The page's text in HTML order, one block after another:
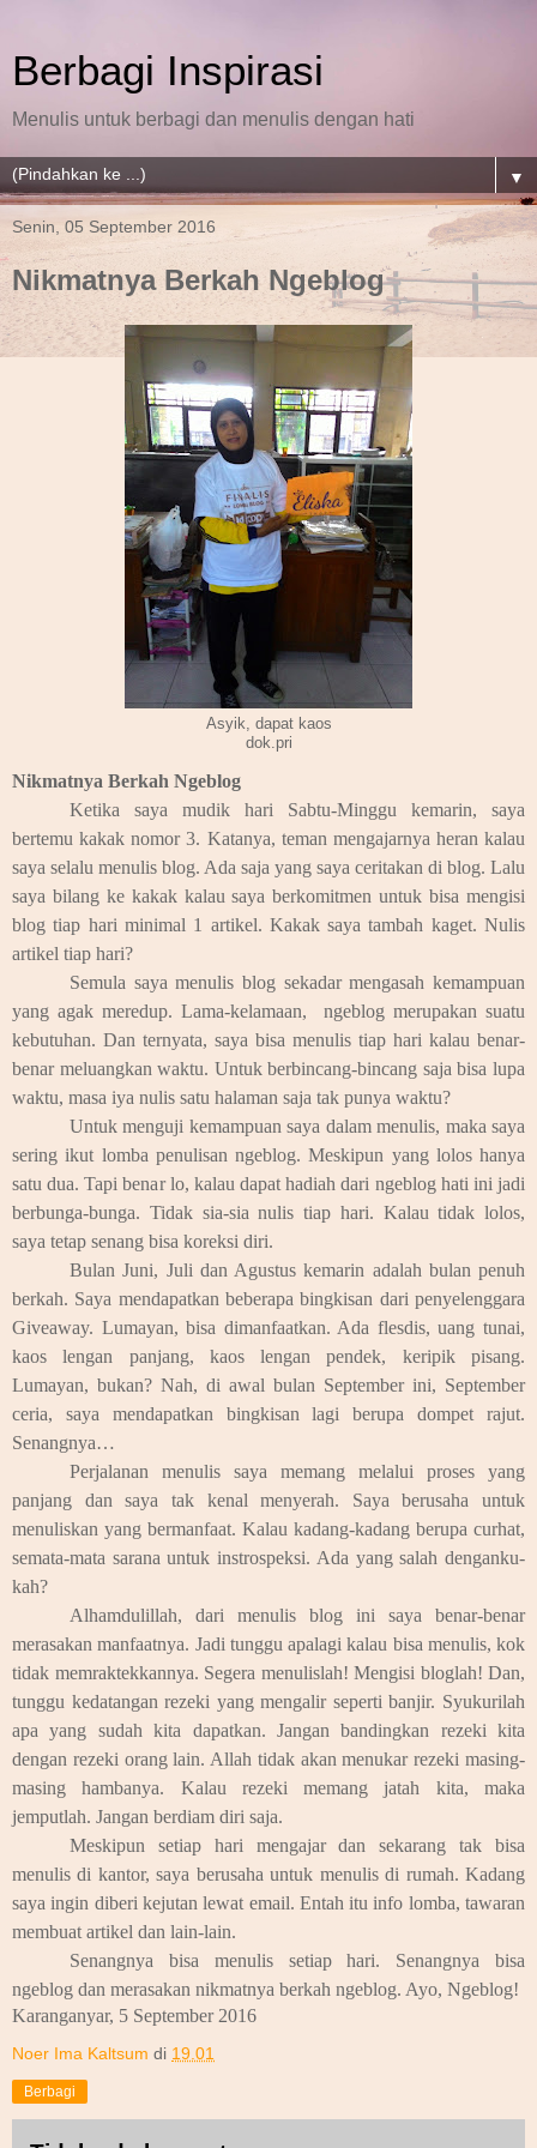
Berbagi Inspirasi
Menulis untuk berbagi dan menulis dengan hati
▼
Senin, 05 September 2016
Nikmatnya Berkah Ngeblog
Asyik, dapat kaos
dok.pri
Nikmatnya Berkah Ngeblog
Ketika saya mudik hari Sabtu-Minggu kemarin, saya
bertemu kakak nomor 3. Katanya, teman mengajarnya heran kalau
saya selalu menulis blog. Ada saja yang saya ceritakan di blog. Lalu
saya bilang ke kakak kalau saya berkomitmen untuk bisa mengisi
blog tiap hari minimal 1 artikel. Kakak saya tambah kaget. Nulis
artikel tiap hari?
Semula saya menulis blog sekadar mengasah kemampuan
yang agak meredup. Lama-kelamaan, ngeblog merupakan suatu
kebutuhan. Dan ternyata, saya bisa menulis tiap hari kalau benar-
benar meluangkan waktu. Untuk berbincang-bincang saja bisa lupa
waktu, masa iya nulis satu halaman saja tak punya waktu?
Untuk menguji kemampuan saya dalam menulis, maka saya
sering ikut lomba penulisan ngeblog. Meskipun yang lolos hanya
satu dua. Tapi benar lo, kalau dapat hadiah dari ngeblog hati ini jadi
berbunga-bunga. Tidak sia-sia nulis tiap hari. Kalau tidak lolos,
saya tetap senang bisa koreksi diri.
Bulan Juni, Juli dan Agustus kemarin adalah bulan penuh
berkah. Saya mendapatkan beberapa bingkisan dari penyelenggara
Giveaway. Lumayan, bisa dimanfaatkan. Ada flesdis, uang tunai,
kaos lengan panjang, kaos lengan pendek, keripik pisang.
Lumayan, bukan? Nah, di awal bulan September ini, September
ceria, saya mendapatkan bingkisan lagi berupa dompet rajut.
Senangnya…
Perjalanan menulis saya memang melalui proses yang
panjang dan saya tak kenal menyerah. Saya berusaha untuk
menuliskan yang bermanfaat. Kalau kadang-kadang berupa curhat,
semata-mata sarana untuk instrospeksi. Ada yang salah denganku-
kah?
Alhamdulillah, dari menulis blog ini saya benar-benar
merasakan manfaatnya. Jadi tunggu apalagi kalau bisa menulis, kok
tidak memraktekkannya. Segera menulislah! Mengisi bloglah! Dan,
tunggu kedatangan rezeki yang mengalir seperti banjir. Syukurilah
apa yang sudah kita dapatkan. Jangan bandingkan rezeki kita
dengan rezeki orang lain. Allah tidak akan menukar rezeki masing-
masing hambanya. Kalau rezeki memang jatah kita, maka
jemputlah. Jangan berdiam diri saja.
Meskipun setiap hari mengajar dan sekarang tak bisa
menulis di kantor, saya berusaha untuk menulis di rumah. Kadang
saya ingin diberi kejutan lewat email. Entah itu info lomba, tawaran
membuat artikel dan lain-lain.
Senangnya bisa menulis setiap hari. Senangnya bisa
ngeblog dan merasakan nikmatnya berkah ngeblog. Ayo, Ngeblog!
Karanganyar, 5 September 2016
Noer Ima Kaltsum di 19.01
Berbagi